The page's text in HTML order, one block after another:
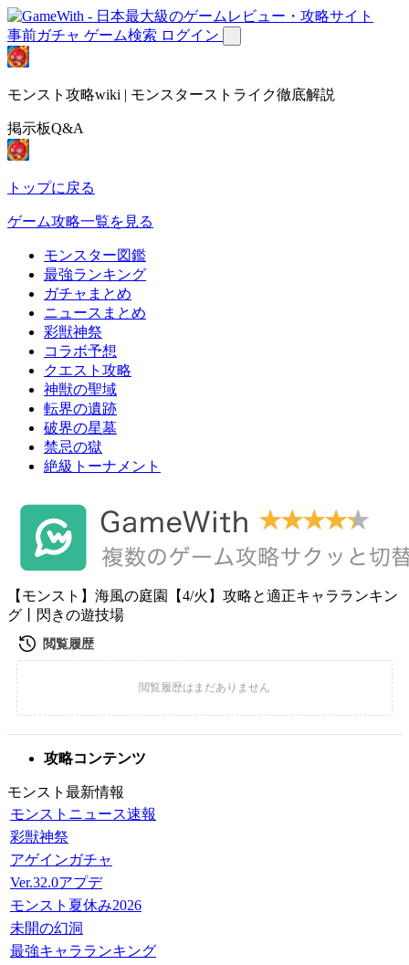
事前ガチャ ゲーム検索 ログイン
モンスト攻略wiki | モンスターストライク徹底解説
掲示板Q&A
トップに戻る
ゲーム攻略一覧を見る
モンスター図鑑
最強ランキング
ガチャまとめ
ニュースまとめ
彩獣神祭
コラボ予想
クエスト攻略
神獣の聖域
転界の遺跡
破界の星墓
禁忌の獄
絶級トーナメント
【モンスト】海風の庭園【4/火】攻略と適正キャラランキン
グ丨閃きの遊技場
攻略コンテンツ
モンスト最新情報
モンストニュース速報
彩獣神祭
アゲインガチャ
Ver.32.0アプデ
モンスト夏休み2026
未開の幻洞
最強キャラランキング